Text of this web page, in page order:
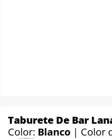
Taburete De Bar
Color: Blanco | Color